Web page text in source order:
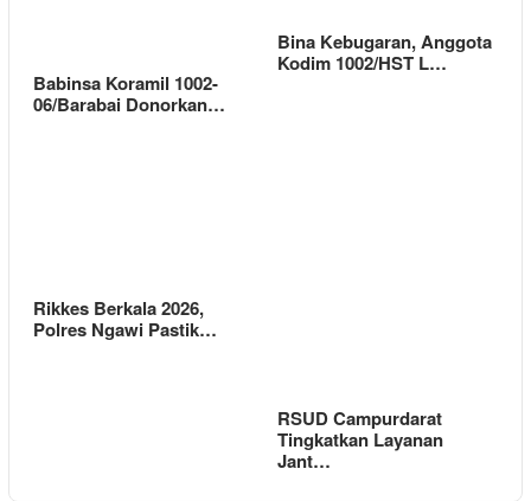
Babinsa Koramil 1002-
06/Barabai Donorkan…
Bina Kebugaran, Anggota
Kodim 1002/HST L…
Rikkes Berkala 2026,
Polres Ngawi Pastik…
RSUD Campurdarat
Tingkatkan Layanan
Jant…